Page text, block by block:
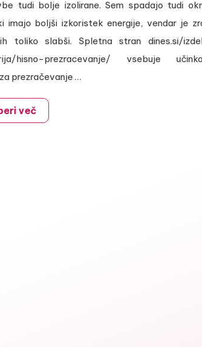
tudi bolje izolirane. Sem spadajo tudi
imajo boljši izkoristek energije, vendar je
toliko slabši. Spletna stran dines.si/
hisno-prezracevanje/ vsebuje
prezračevanje …
več